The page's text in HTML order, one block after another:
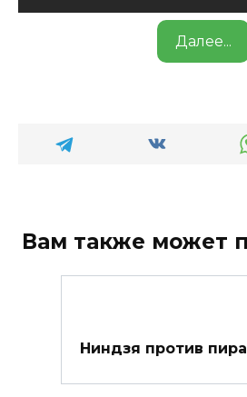
Далее...
Вам также может
Ниндзя против